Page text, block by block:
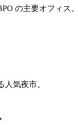
の主要オフィス。
人気夜市。